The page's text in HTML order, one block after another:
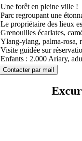
Une forêt en pleine ville !
Parc regroupant une
Le propriétaire des lieux
Grenouilles écarlates,
Ylang-ylang, palma-rosa,
Visite guidée sur
Enfants : 2.000 Ariary,